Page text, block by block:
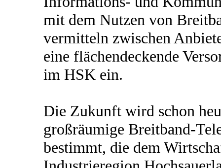
mit dem Nutzen von
vermitteln zwischen
eine flächendeckende
im HSK ein.
Die Zukunft wird schon
großräumige Breitband-
bestimmt, die dem